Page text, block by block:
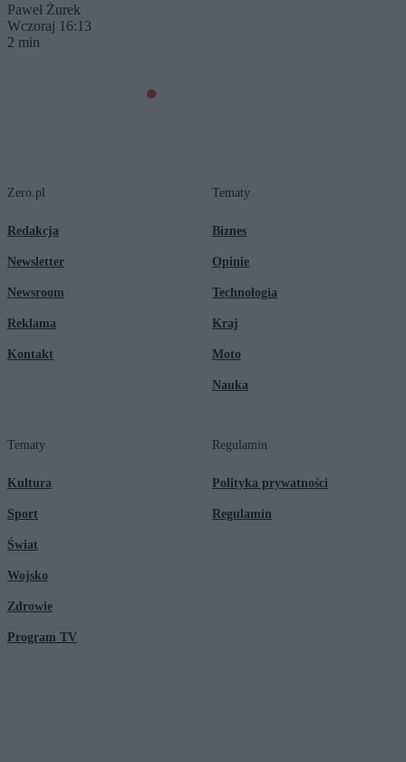
Paweł Żurek
Wczoraj 16:13
2 min
Zero.pl
Redakcja
Newsletter
Newsroom
Reklama
Kontakt
Tematy
Biznes
Opinie
Technologia
Kraj
Moto
Nauka
Tematy
Kultura
Sport
Świat
Wojsko
Zdrowie
Program TV
Regulamin
Polityka prywatności
Regulamin